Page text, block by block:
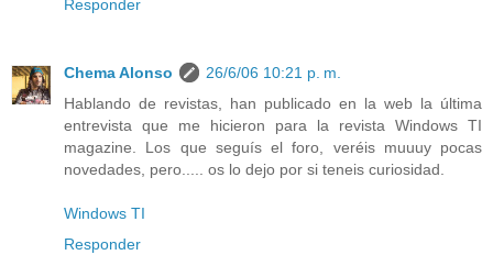
Responder
Chema Alonso
26/6/06 10:21 p. m.
Hablando de revistas, han publicado en la web la última
entrevista que me hicieron para la revista Windows TI
magazine. Los que seguís el foro, veréis muuuy pocas
novedades, pero..... os lo dejo por si teneis curiosidad.
Windows TI
Responder